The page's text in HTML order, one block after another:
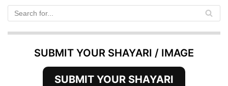
SUBMIT YOUR SHAYARI / IMAGE
SUBMIT YOUR SHAYARI